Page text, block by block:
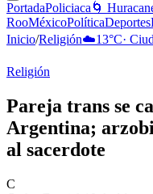
PortadaPoliciaca 🌀
RooMéxicoPolíticaDeportes
Inicio/Religión☁️13°C·
Religión
Pareja trans se
Argentina;
al sacerdote
C